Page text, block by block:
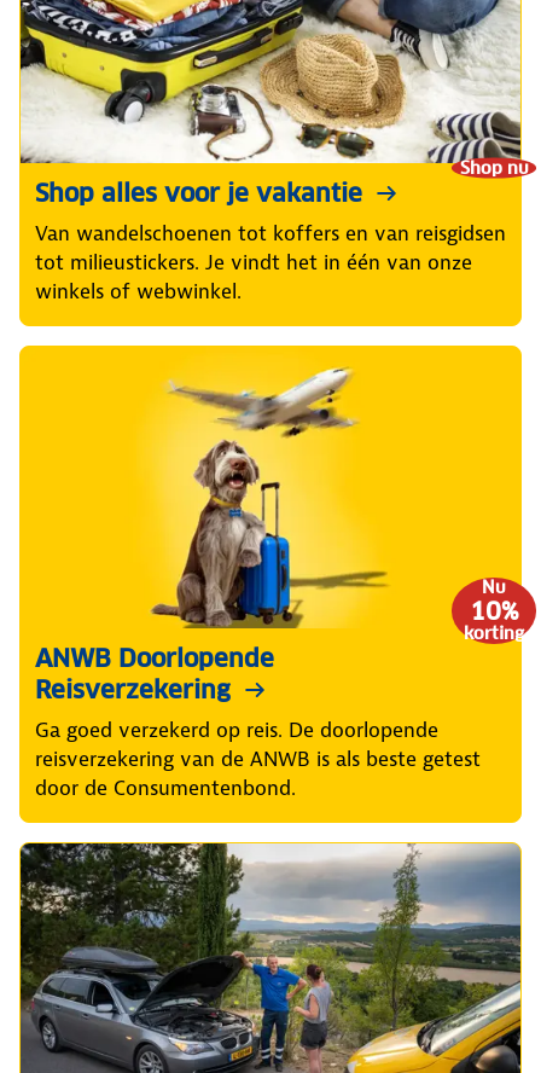
Shop nu
Shop alles voor je vakantie
Van wandelschoenen tot koffers en van reisgidsen
tot milieustickers. Je vindt het in één van onze
winkels of webwinkel.
Nu
10%
korting
ANWB Doorlopende
Reisverzekering
Ga goed verzekerd op reis. De doorlopende
reisverzekering van de ANWB is als beste getest
door de Consumentenbond.